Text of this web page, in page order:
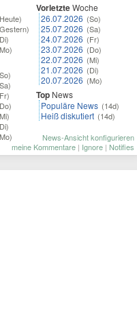
VorletzteWoche
26.07.2026 (So)
25.07.2026 (Sa)
24.07.2026 (Fr)
23.07.2026 (Do)
22.07.2026 (Mi)
21.07.2026 (Di)
20.07.2026 (Mo)
Top News
Populäre News (14d)
Heiß diskutiert (14d)
News-Ansicht konfigurieren
meine Kommentare | Ignore | Notifies